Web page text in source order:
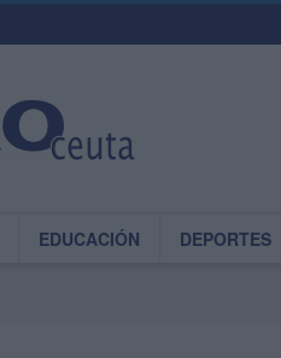
EDUCACIÓN DEPORTES